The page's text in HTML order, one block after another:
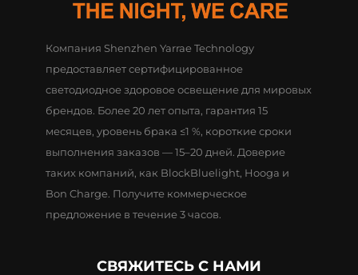
Компания Shenzhen Yarrae Technology
предоставляет сертифицированное
светодиодное здоровое освещение для мировых
брендов. Более 20 лет опыта, гарантия 15
месяцев, уровень брака ≤1 %, короткие сроки
выполнения заказов — 15–20 дней. Доверие
таких компаний, как BlockBluelight, Hooga и
Bon Charge. Получите коммерческое
предложение в течение 3 часов.
СВЯЖИТЕСЬ С НАМИ